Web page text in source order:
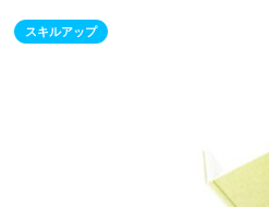
スキルアップ